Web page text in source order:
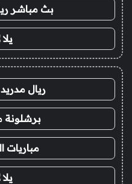
بث مباشر
ريال
برشلونة
مباريات